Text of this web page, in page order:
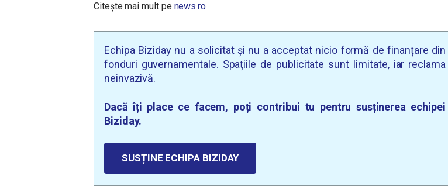
Citește mai mult pe news.ro
Echipa Biziday nu a solicitat și nu a acceptat nicio formă de finanțare din
fonduri guvernamentale. Spațiile de publicitate sunt limitate, iar reclama
neinvazivă.
Dacă îți place ce facem, poți contribui tu pentru susținerea echipei
Biziday.
SUSȚINE ECHIPA BIZIDAY